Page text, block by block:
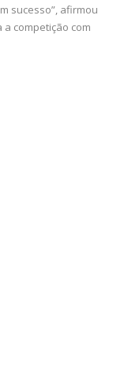
sucesso”, afirmou
competição com